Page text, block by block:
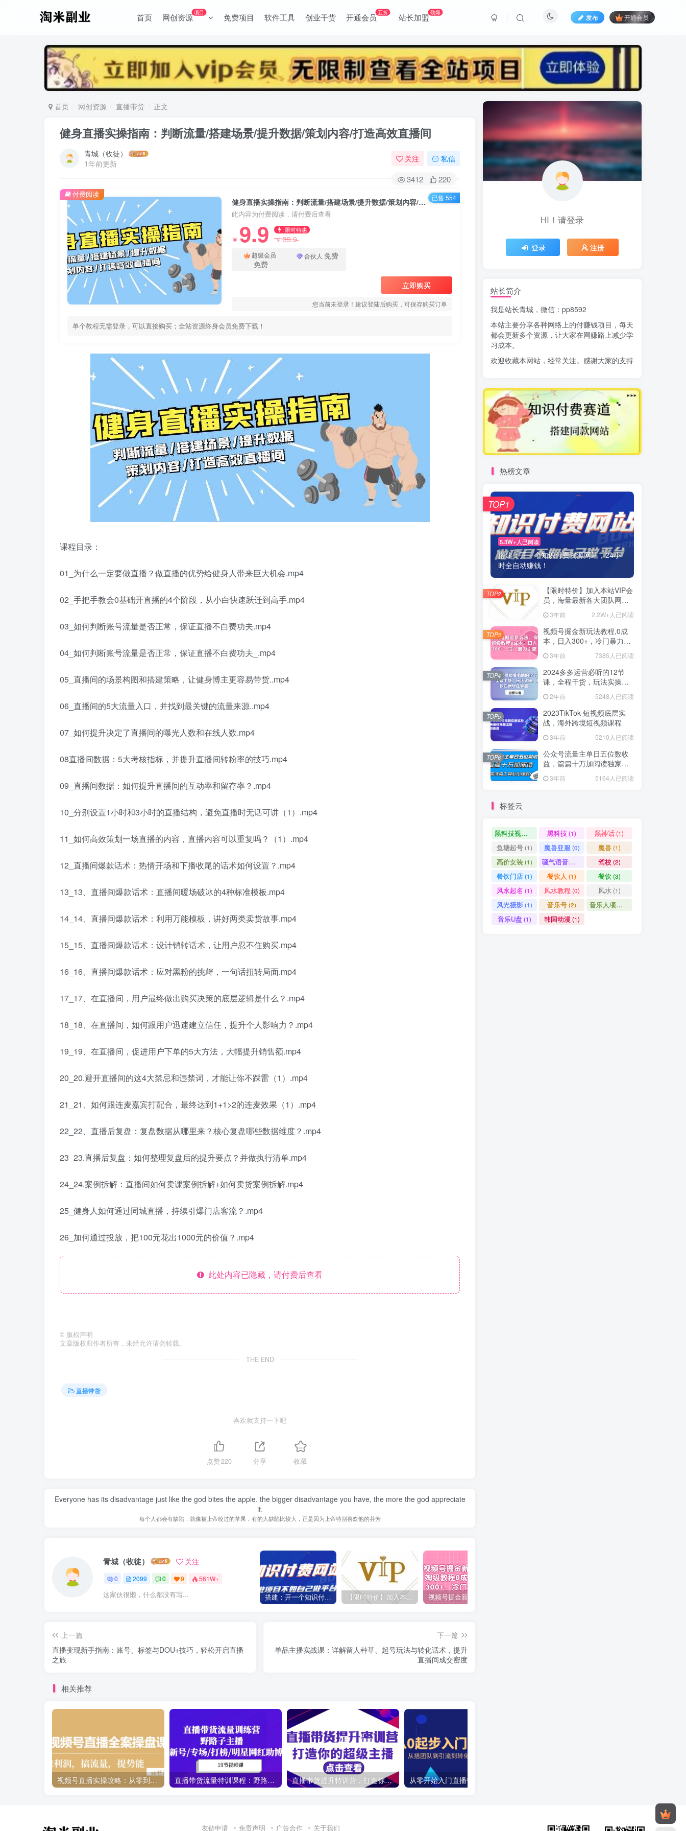
首页 网创资源项目 免费项目 软件工具 创业干货 开通会员五折 站长加盟劲爆
发布 开通会员
首页 网创资源 直播带货 正文
健身直播实操指南：判断流量/搭建场景/提升数据/策划内容/打造高效直播间
青城（收徒）
1年前更新
关注 私信
3412 220
健身直播实操指南：判断流量/搭建场景/提升数据/策划内容/打造高效直播间
此内容为付费阅读，请付费后查看
￥ 9.9 限时特惠
￥39.9
超级会员
免费
合伙人 免费
立即购买
您当前未登录！建议登陆后购买，可保存购买订单
单个教程无需登录，可以直接购买；全站资源终身会员免费下载！
付费阅读 已售 554
课程目录：
01_为什么一定要做直播？做直播的优势给健身人带来巨大机会.mp4
02_手把手教会0基础开直播的4个阶段，从小白快速跃迁到高手.mp4
03_如何判断账号流量是否正常，保证直播不白费功夫.mp4
04_如何判断账号流量是否正常，保证直播不白费功夫_.mp4
05_直播间的场景构图和搭建策略，让健身博主更容易带货..mp4
06_直播间的5大流量入口，并找到最关键的流量来源..mp4
07_如何提升决定了直播间的曝光人数和在线人数.mp4
08直播间数据：5大考核指标，并提升直播间转粉率的技巧.mp4
09_直播间数据：如何提升直播间的互动率和留存率？.mp4
10_分别设置1小时和3小时的直播结构，避免直播时无话可讲（1）.mp4
11_如何高效策划一场直播的内容，直播内容可以重复吗？（1）.mp4
12_直播间爆款话术：热情开场和下播收尾的话术如何设置？.mp4
13_13、直播间爆款话术：直播间暖场破冰的4种标准模板.mp4
14_14、直播间爆款话术：利用万能模板，讲好两类卖货故事.mp4
15_15、直播间爆款话术：设计销转话术，让用户忍不住购买.mp4
16_16、直播间爆款话术：应对黑粉的挑衅，一句话扭转局面.mp4
17_17、在直播间，用户最终做出购买决策的底层逻辑是什么？.mp4
18_18、在直播间，如何跟用户迅速建立信任，提升个人影响力？.mp4
19_19、在直播间，促进用户下单的5大方法，大幅提升销售额.mp4
20_20.避开直播间的这4大禁忌和违禁词，才能让你不踩雷（1）.mp4
21_21、如何跟连麦嘉宾打配合，最终达到1+1>2的连麦效果（1）.mp4
22_22、直播后复盘：复盘数据从哪里来？核心复盘哪些数据维度？.mp4
23_23.直播后复盘：如何整理复盘后的提升要点？并做执行清单.mp4
24_24.案例拆解：直播间如何卖课案例拆解+如何卖货案例拆解.mp4
25_健身人如何通过同城直播，持续引爆门店客流？.mp4
26_加何通过投放，把100元花出1000元的价值？.mp4
此处内容已隐藏，请付费后查看
© 版权声明
文章版权归作者所有，未经允许请勿转载。
THE END
直播带货
喜欢就支持一下吧
点赞220 分享 收藏
Everyone has its disadvantage just like the god bites the apple. the bigger disadvantage you have, the more the god appreciate
it.
每个人都会有缺陷，就像被上帝咬过的苹果，有的人缺陷比较大，正是因为上帝特别喜欢他的芬芳
青城（收徒） 关注
0 2099 0 9 561W+
这家伙很懒，什么都没有写... 搭建：开一个知识付费资源网站，24小时全自动赚钱！ 【限时特价】加入本站VIP会员，海量最新各大团队网赚内部教程全免费，每天持续更新！
上一篇
直播变现新手指南：账号、标签与DOU+技巧，轻松开启直播
之旅
下一篇
单品主播实战课：详解留人种草、起号玩法与转化话术，提升
直播间成交密度
相关推荐
视频号直播实操攻略：从零到一，打造高利润直播间（16节课） 直播带货流量特训课程：野路子主播(起新号/专场/打榜/明星网红助博)19节课 直播带货提升特训营，打造你的超级主播（3节直播课+配套资料）
标签云
(1)黑科技 黑神话
鱼塘起号(1) 魔兽亚服(0) 魔兽(1)
骚气语音包
餐饮门店(1) 餐饮人(1) 餐饮(3)
(1) 风水教程(0) 风水(1)
风光摄影(1) 音乐号 音乐人项目(0)
音乐U盘(1) 韩国动漫(1)
HI！请登录
登录 注册
站长简介
我是站长青城，微信：pp8592
本站主要分享各种网络上的付赚钱项目，每天
都会更新多个资源，让大家在网赚路上减少学
习成本。
欢迎收藏本网站，经常关注。感谢大家的支持
热榜文章
5.3W+人已阅读
搭建：开一个知识付费资源网站，24小
时全自动赚钱！
TOP1
【限时特价】加入本站VIP会
员，海量最新各大团队网赚
内部教程全免费，每天持续
更新！
3年前 2.2W+人已阅读
TOP2
视频号掘金新玩法教程,0成
本，日入300+，冷门暴力引
流 3年前 7385人已阅读
TOP3
2024多多运营必听的12节
课，全程干货，玩法实操，
爆款方案尽在掌握
2年前 5248人已阅读
TOP4
2023TikTok-短视频底层实
战，海外跨境短视频课程
3年前 5210人已阅读
TOP5
公众号流量主单日五位数收
益，篇篇十万加阅读独家洗
稿工具必出爆款！
3年前 5164人已阅读
TOP6
标签云
黑科技视频搬运 (1)黑科技(1) 黑神话(1)
鱼塘起号(1) 魔兽亚服 (0) 魔兽(1)
高价女装 (1) 骚气语音包 驾校(2)
餐饮门店(1) 餐饮人 (1) 餐饮(3)
风水起名 (1) 风水教程 (0) 风水 (1)
风光摄影(1) 音乐号(2) 音乐人项目
音乐U盘 (1) 韩国动漫 (1)
友链申请 免责声明 广告合作 关于我们